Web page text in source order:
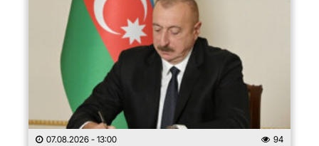
07.08.2026 - 13:00 94